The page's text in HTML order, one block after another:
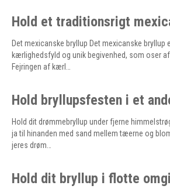
Hold et traditionsrigt
Det mexicanske bryllup Det mexicanske bryllup
kærlighedsfyld og unik begivenhed, som oser
Fejringen af kærl…
Hold bryllupsfesten i et
Hold dit drømmebryllup under fjerne
ja til hinanden med sand mellem tæerne og
jeres drøm…
Hold dit bryllup i flotte